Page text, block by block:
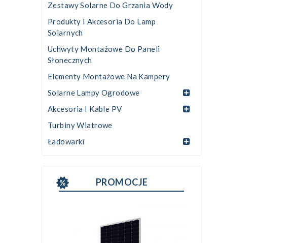
Zestawy Solarne Do Grzania Wody
Produkty I Akcesoria Do Lamp
Solarnych
Uchwyty Montażowe Do Paneli
Słonecznych
Elementy Montażowe Na Kampery
Solarne Lampy Ogrodowe
Akcesoria I Kable PV
Turbiny Wiatrowe
Ładowarki
PROMOCJE